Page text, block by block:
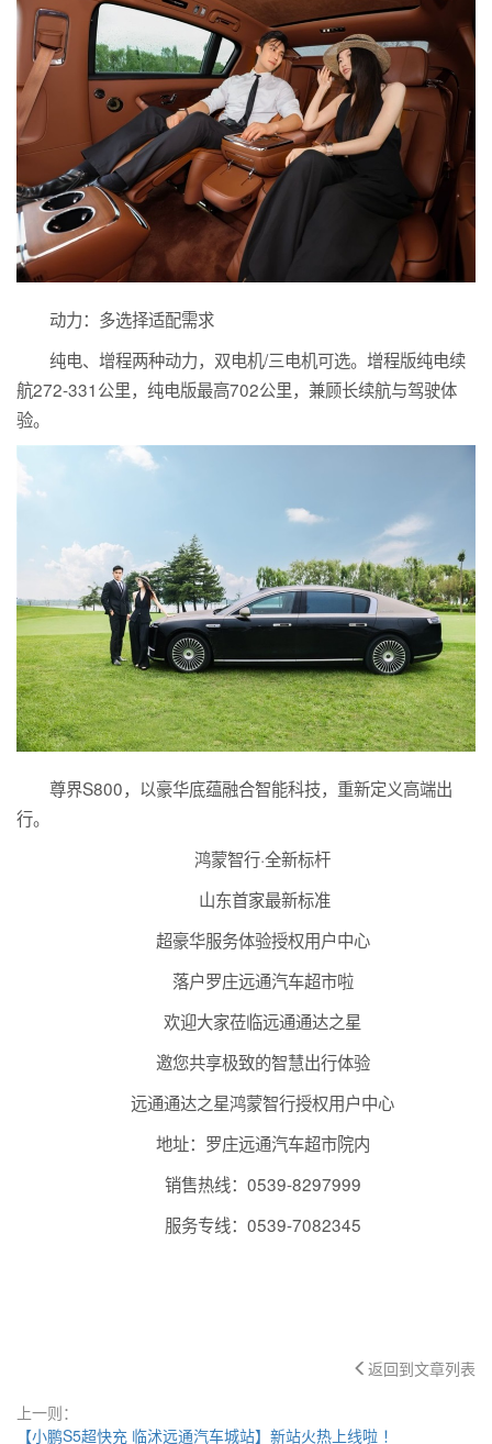
动力：多选择适配需求
纯电、增程两种动力，双电机/三电机可选。增程版纯电续
航272-331公里，纯电版最高702公里，兼顾长续航与驾驶体
验。
尊界S800，以豪华底蕴融合智能科技，重新定义高端出
行。
鸿蒙智行·全新标杆
山东首家最新标准
超豪华服务体验授权用户中心
落户罗庄远通汽车超市啦
欢迎大家莅临远通通达之星
邀您共享极致的智慧出行体验
远通通达之星鸿蒙智行授权用户中心
地址：罗庄远通汽车超市院内
销售热线：0539-8297999
服务专线：0539-7082345
返回到文章列表
上一则：
【小鹏S5超快充 临沭远通汽车城站】新站火热上线啦 ！